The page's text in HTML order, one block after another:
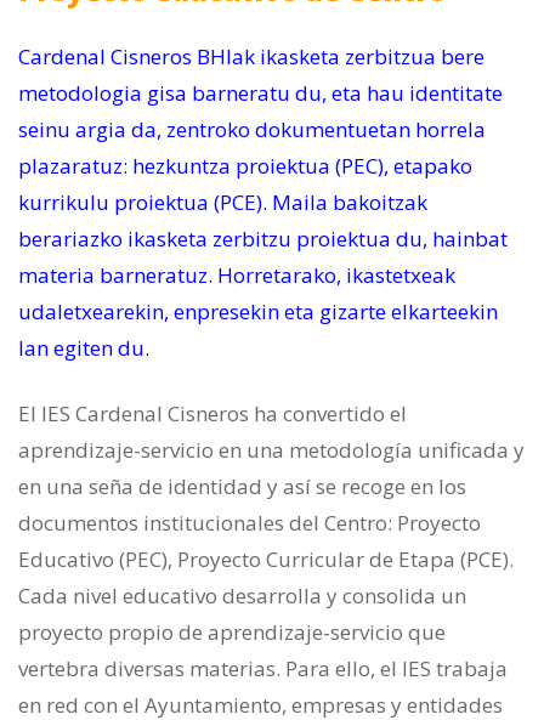
Cardenal Cisneros BHIak ikasketa zerbitzua bere
metodologia gisa barneratu du, eta hau identitate
seinu argia da, zentroko dokumentuetan horrela
plazaratuz: hezkuntza proiektua (PEC), etapako
kurrikulu proiektua (PCE). Maila bakoitzak
berariazko ikasketa zerbitzu proiektua du, hainbat
materia barneratuz. Horretarako, ikastetxeak
udaletxearekin, enpresekin eta gizarte elkarteekin
lan egiten du.
El IES Cardenal Cisneros ha convertido el
aprendizaje-servicio en una metodología unificada y
en una seña de identidad y así se recoge en los
documentos institucionales del Centro: Proyecto
Educativo (PEC), Proyecto Curricular de Etapa (PCE).
Cada nivel educativo desarrolla y consolida un
proyecto propio de aprendizaje-servicio que
vertebra diversas materias. Para ello, el IES trabaja
en red con el Ayuntamiento, empresas y entidades